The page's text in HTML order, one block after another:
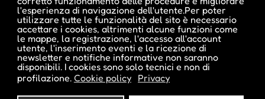
l'esperienza di navigazione dell'utente.Per poter
utilizzare tutte le funzionalità del sito è necessario
accettare i cookies, altrimenti alcune funzioni come
le mappe, la registrazione, l'accesso all'account
utente, l'inserimento eventi e la ricezione di
newsletter e notifiche informative non saranno
disponibili. I cookies sono solo tecnici e non di
profilazione. Cookie policy Privacy